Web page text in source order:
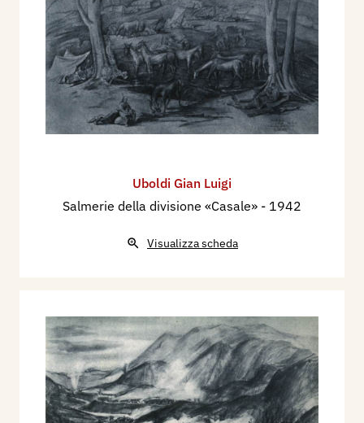
Uboldi Gian Luigi
Salmerie della divisione «Casale» - 1942
Visualizza scheda